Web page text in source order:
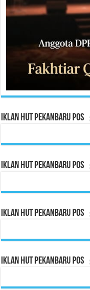
Iklan HUT Pekanbaru Pos
Iklan HUT Pekanbaru Pos
Iklan HUT Pekanbaru Pos
Iklan HUT Pekanbaru Pos